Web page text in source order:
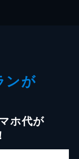
ンが
ホ代が